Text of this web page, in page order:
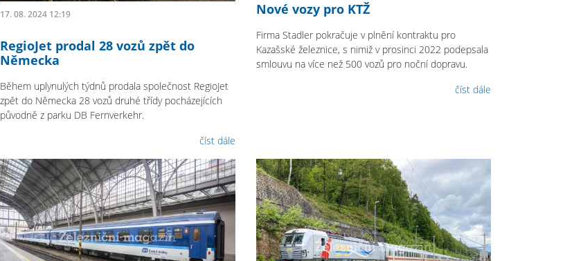
17. 08. 2024 12:19
RegioJet prodal 28 vozů zpět do
Německa
Během uplynulých týdnů prodala společnost RegioJet
zpět do Německa 28 vozů druhé třídy pocházejících
původně z parku DB Fernverkehr.
číst dále
Nové vozy pro KTŽ
Firma Stadler pokračuje v plnění kontraktu pro
Kazašské železnice, s nimiž v prosinci 2022 podepsala
smlouvu na více než 500 vozů pro noční dopravu.
číst dále